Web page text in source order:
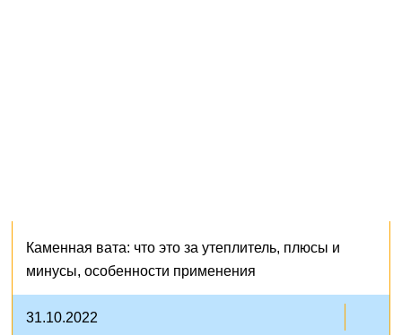
Каменная вата: что это за утеплитель, плюсы и
минусы, особенности применения
31.10.2022